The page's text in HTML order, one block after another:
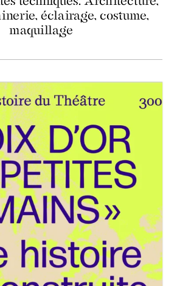
éclairage, costume,
maquillage